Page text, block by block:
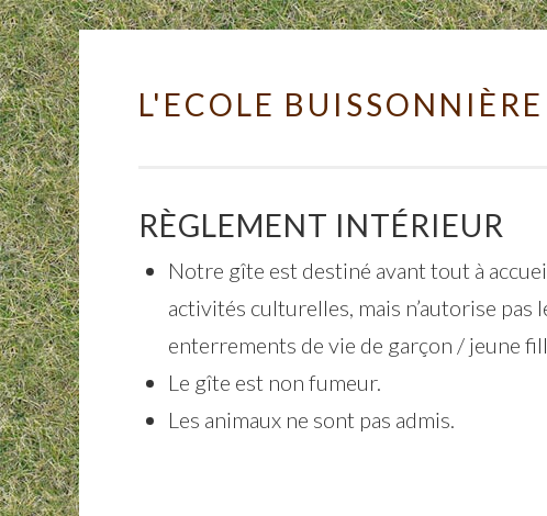
Skip to content
L'ECOLE BUISSONNIÈRE
RÈGLEMENT INTÉRIEUR
Notre gîte est destiné avant tout à
activités culturelles, mais n’autorise
enterrements de vie de garçon / jeune
Le gîte est non fumeur.
Les animaux ne sont pas admis.